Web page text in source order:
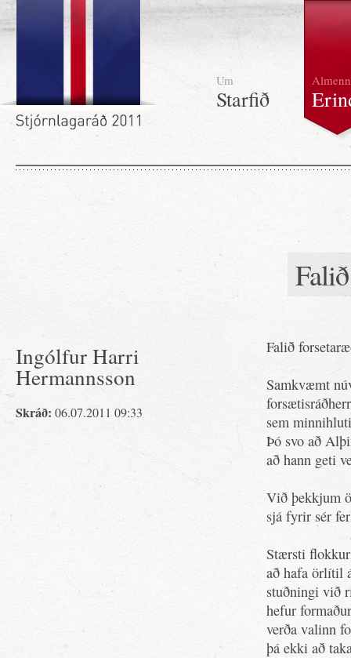
Um
Starfið
Almenn
Ingólfur Harri
Hermannsson
Skráð: 06.07.2011 09:33
Falið
Samkvæmt
sem
Þó svo að
að hann geti
Við þekkjum
sjá fyrir sér
Stærsti
að hafa örlítil
stuðningi við
hefur
verða valinn
þá ekki að